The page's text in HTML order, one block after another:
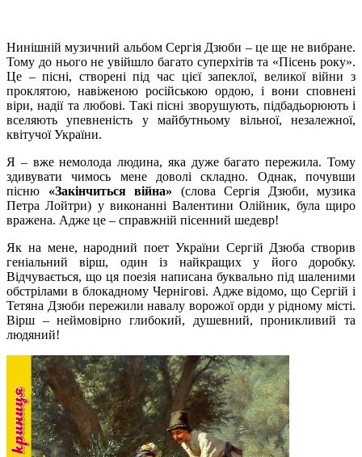
Нинішній музичний альбом Сергія Дзюби – це ще не вибране.
Тому до нього не увійшло багато суперхітів та «Пісень року».
Це – пісні, створені під час цієї запеклої, великої війни з
проклятою, навіженою російською ордою, і вони сповнені
віри, надії та любові. Такі пісні зворушують, підбадьорюють і
вселяють упевненість у майбутньому вільної, незалежної,
квітучої України.
Я – вже немолода людина, яка дуже багато пережила. Тому
здивувати чимось мене доволі складно. Однак, почувши
пісню «Закінчиться війна» (слова Сергія Дзюби, музика
Петра Лойтри) у виконанні Валентини Олійник, була щиро
вражена. Адже це – справжній пісенний шедевр!
Як на мене, народний поет України Сергій Дзюба створив
геніальний вірш, один із найкращих у його доробку.
Відчувається, що ця поезія написана буквально під шаленими
обстрілами в блокадному Чернігові. Адже відомо, що Сергій і
Тетяна Дзюби пережили навалу ворожої орди у рідному місті.
Вірш – неймовірно глибокий, душевний, проникливий та
людяний!